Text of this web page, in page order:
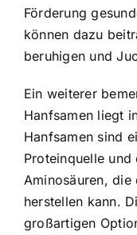
Förderung
können dazu
beruhigen und
Ein weiterer
Hanfsamen liegt
Hanfsamen sind
Proteinquelle und
Aminosäuren,
herstellen kann.
großartigen